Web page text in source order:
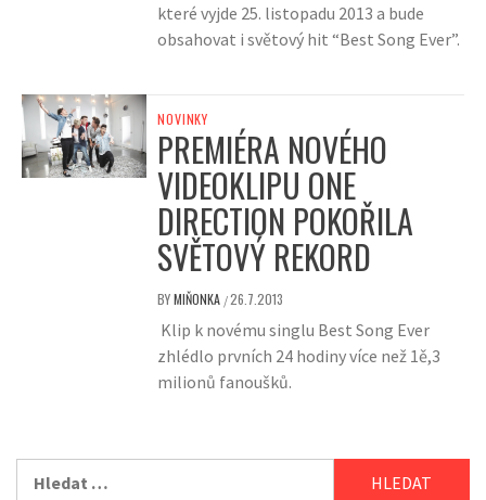
které vyjde 25. listopadu 2013 a bude
obsahovat i světový hit “Best Song Ever”.
NOVINKY
PREMIÉRA NOVÉHO
VIDEOKLIPU ONE
DIRECTION POKOŘILA
SVĚTOVÝ REKORD
BYMIŇONKA /26.7.2013
Klip k novému singlu Best Song Ever
zhlédlo prvních 24 hodiny více než 1ě,3
milionů fanoušků.